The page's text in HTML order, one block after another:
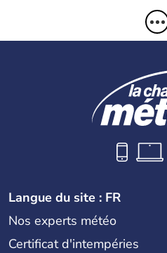
Langue du site : FR
Nos experts météo
Certificat d'intempéries